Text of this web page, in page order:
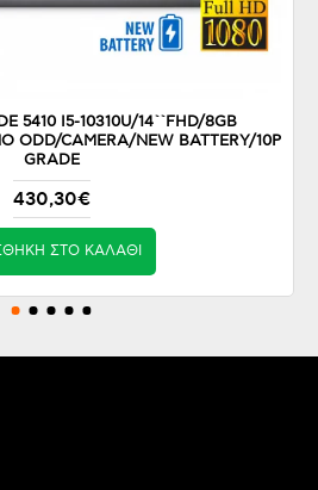
5410 I5-10310U/14``FHD/8GB
ODD/CAMERA/NEW BATTERY/10P
GRADE
430,30€
ΣΤΟ ΚΑΛΆΘΙ